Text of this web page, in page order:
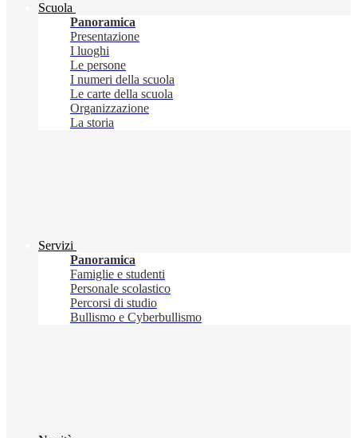
Scuola
Panoramica
Presentazione
I luoghi
Le persone
I numeri della scuola
Le carte della scuola
Organizzazione
La storia
Servizi
Panoramica
Famiglie e studenti
Personale scolastico
Percorsi di studio
Bullismo e Cyberbullismo